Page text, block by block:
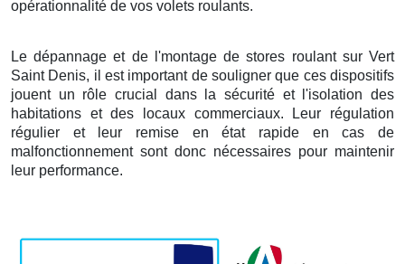
opérationnalité de vos volets roulants.
Le dépannage et de l'montage de stores roulant sur Vert
Saint Denis, il est important de souligner que ces dispositifs
jouent un rôle crucial dans la sécurité et l'isolation des
habitations et des locaux commerciaux. Leur régulation
régulier et leur remise en état rapide en cas de
malfonctionnement sont donc nécessaires pour maintenir
leur performance.